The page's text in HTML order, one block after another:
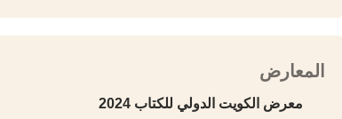
المعارض
معرض الكويت الدولي للكتاب 2024